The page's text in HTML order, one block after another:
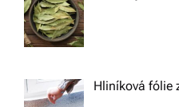
g
a
Hliníková fólie